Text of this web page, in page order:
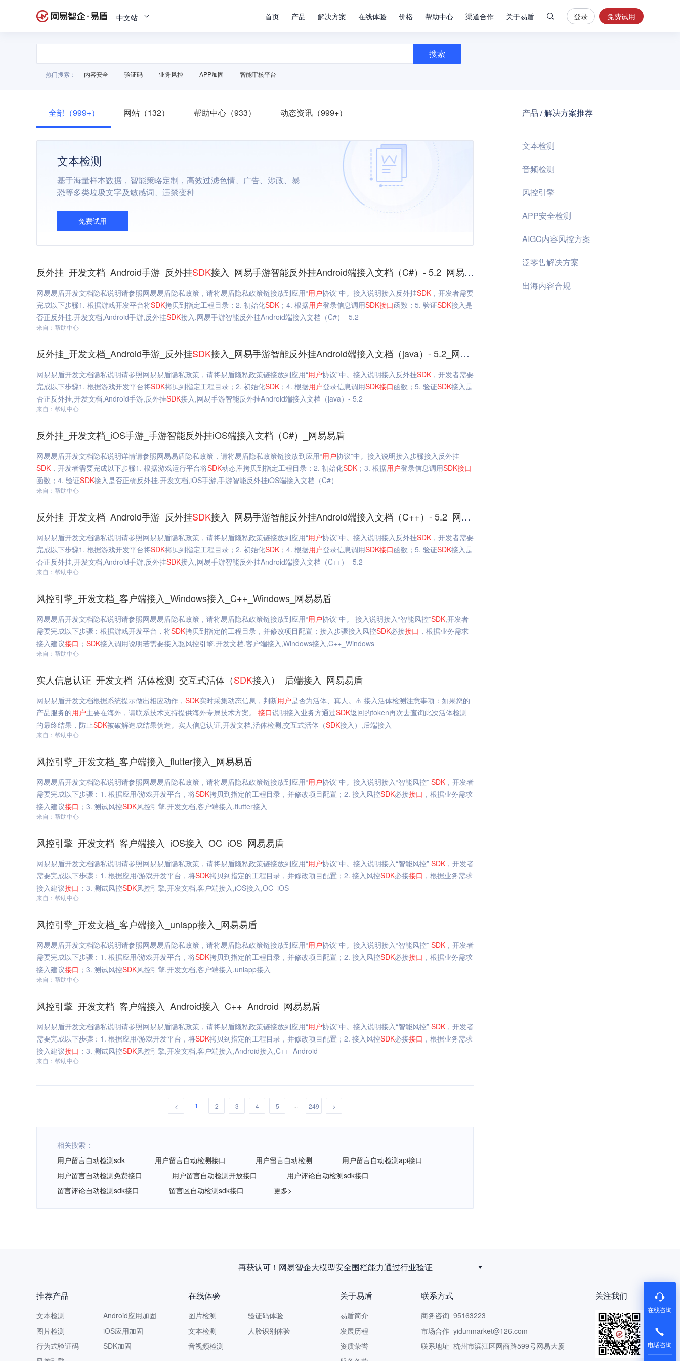
中文站 首页 产品 解决方案 在线体验 价格 帮助中心 渠道合作 关于易盾
安
全
控
登录 免费试用
搜索
热门搜索： 内容安全 验证码 业务风控 APP加固 智能审核平台
全部（999+） 网站（132） 帮助中心（933） 动态资讯（999+）
文本检测
基于海量样本数据，智能策略定制，高效过滤色情、广告、涉政、暴
恐等多类垃圾文字及敏感词、违禁变种
免费试用
反外挂_开发文档_Android手游_反外挂SDK接入_网易手游智能反外挂Android端接入文档（C#）- 5.2_网易易盾
网易易盾开发文档隐私说明请参照网易易盾隐私政策，请将易盾隐私政策链接放到应用“用户协议”中。接入说明接入反外挂SDK ，开发者需要
完成以下步骤1. 根据游戏开发平台将SDK拷贝到指定工程目录；2. 初始化SDK ；4. 根据用户登录信息调用SDK接口函数；5. 验证SDK接入是
否正反外挂,开发文档,Android手游,反外挂SDK接入,网易手游智能反外挂Android端接入文档（C#）- 5.2
来自：帮助中心
反外挂_开发文档_Android手游_反外挂SDK接入_网易手游智能反外挂Android端接入文档（java）- 5.2_网易易盾
网易易盾开发文档隐私说明请参照网易易盾隐私政策，请将易盾隐私政策链接放到应用“用户协议”中。接入说明接入反外挂SDK ，开发者需要
完成以下步骤1. 根据游戏开发平台将SDK拷贝到指定工程目录；2. 初始化SDK ；4. 根据用户登录信息调用SDK接口函数；5. 验证SDK接入是
否正反外挂,开发文档,Android手游,反外挂SDK接入,网易手游智能反外挂Android端接入文档（java）- 5.2
来自：帮助中心
反外挂_开发文档_iOS手游_手游智能反外挂iOS端接入文档（C#）_网易易盾
网易易盾开发文档隐私说明详情请参照网易易盾隐私政策，请将易盾隐私政策链接放到应用“用户协议”中。接入说明接入步骤接入反外挂
SDK ，开发者需要完成以下步骤1. 根据游戏运行平台将SDK动态库拷贝到指定工程目录；2. 初始化SDK ；3. 根据用户登录信息调用SDK接口
函数；4. 验证SDK接入是否正确反外挂,开发文档,iOS手游,手游智能反外挂iOS端接入文档（C#）
来自：帮助中心
反外挂_开发文档_Android手游_反外挂SDK接入_网易手游智能反外挂Android端接入文档（C++）- 5.2_网易易盾
网易易盾开发文档隐私说明请参照网易易盾隐私政策，请将易盾隐私政策链接放到应用“用户协议”中。接入说明接入反外挂SDK ，开发者需要
完成以下步骤1. 根据游戏开发平台将SDK拷贝到指定工程目录；2. 初始化SDK ；4. 根据用户登录信息调用SDK接口函数；5. 验证SDK接入是
否正反外挂,开发文档,Android手游,反外挂SDK接入,网易手游智能反外挂Android端接入文档（C++）- 5.2
来自：帮助中心
风控引擎_开发文档_客户端接入_Windows接入_C++_Windows_网易易盾
网易易盾开发文档隐私说明请参照网易易盾隐私政策，请将易盾隐私政策链接放到应用“用户协议”中。 接入说明接入“智能风控”SDK,开发者
需要完成以下步骤：根据游戏开发平台，将SDK拷贝到指定的工程目录，并修改项目配置；接入步骤接入风控SDK必接接口 ，根据业务需求
接入建议接口 ； SDK接入调用说明若需要接入驱风控引擎,开发文档,客户端接入,Windows接入,C++_Windows
来自：帮助中心
实人信息认证_开发文档_活体检测_交互式活体（SDK接入）_后端接入_网易易盾
网易易盾开发文档根据系统提示做出相应动作， SDK实时采集动态信息，判断用户是否为活体、真人。⚠️ 接入活体检测注意事项：如果您的
产品服务的用户主要在海外，请联系技术支持提供海外专属技术方案。 接口说明接入业务方通过SDK返回的token再次去查询此次活体检测
的最终结果，防止SDK被破解造成结果伪造。实人信息认证,开发文档,活体检测,交互式活体（SDK接入）,后端接入
来自：帮助中心
风控引擎_开发文档_客户端接入_flutter接入_网易易盾
网易易盾开发文档隐私说明请参照网易易盾隐私政策，请将易盾隐私政策链接放到应用“用户协议”中。接入说明接入“智能风控” SDK ，开发者
需要完成以下步骤：1. 根据应用/游戏开发平台，将SDK拷贝到指定的工程目录，并修改项目配置；2. 接入风控SDK必接接口 ，根据业务需求
接入建议接口 ；3. 测试风控SDK风控引擎,开发文档,客户端接入,flutter接入
来自：帮助中心
风控引擎_开发文档_客户端接入_iOS接入_OC_iOS_网易易盾
网易易盾开发文档隐私说明请参照网易易盾隐私政策，请将易盾隐私政策链接放到应用“用户协议”中。接入说明接入“智能风控” SDK ，开发者
需要完成以下步骤：1. 根据应用/游戏开发平台，将SDK拷贝到指定的工程目录，并修改项目配置；2. 接入风控SDK必接接口 ，根据业务需求
接入建议接口 ；3. 测试风控SDK风控引擎,开发文档,客户端接入,iOS接入,OC_iOS
来自：帮助中心
风控引擎_开发文档_客户端接入_uniapp接入_网易易盾
网易易盾开发文档隐私说明请参照网易易盾隐私政策，请将易盾隐私政策链接放到应用“用户协议”中。接入说明接入“智能风控” SDK ，开发者
需要完成以下步骤：1. 根据应用/游戏开发平台，将SDK拷贝到指定的工程目录，并修改项目配置；2. 接入风控SDK必接接口 ，根据业务需求
接入建议接口 ；3. 测试风控SDK风控引擎,开发文档,客户端接入,uniapp接入
来自：帮助中心
风控引擎_开发文档_客户端接入_Android接入_C++_Android_网易易盾
网易易盾开发文档隐私说明请参照网易易盾隐私政策，请将易盾隐私政策链接放到应用“用户协议”中。接入说明接入“智能风控” SDK ，开发者
需要完成以下步骤：1. 根据应用/游戏开发平台，将SDK拷贝到指定的工程目录，并修改项目配置；2. 接入风控SDK必接接口 ，根据业务需求
接入建议接口 ；3. 测试风控SDK风控引擎,开发文档,客户端接入,Android接入,C++_Android
来自：帮助中心
< 1 2 3 4 5 ... 249 >
相关搜索：
用户留言自动检测sdk
用户留言自动检测接口 用户留言自动检测
用户留言自动检测api接口
用户留言自动检测免费接口
用户留言自动检测开放接口
用户评论自动检测sdk接口
留言评论自动检测sdk接口
留言区自动检测sdk接口 更多>
产品 / 解决方案推荐
文本检测
音频检测
风控引擎
APP安全检测
AIGC内容风控方案
泛零售解决方案
出海内容合规
再获认可！网易智企大模型安全围栏能力通过行业验证
推荐产品
文本检测
图片检测
行为式验证码
Android应用加固
iOS应用加固
SDK加固
在线体验
图片检测
文本检测
音视频检测
验证码体验
人脸识别体验
关于易盾
易盾简介
发展历程
资质荣誉
联系方式
商务咨询 95163223
市场合作 yidunmarket@126.com
联系地址 杭州市滨江区网商路599号网易大厦
关注我们
在线咨询
电话咨询